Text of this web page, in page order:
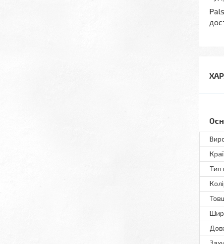
Тип